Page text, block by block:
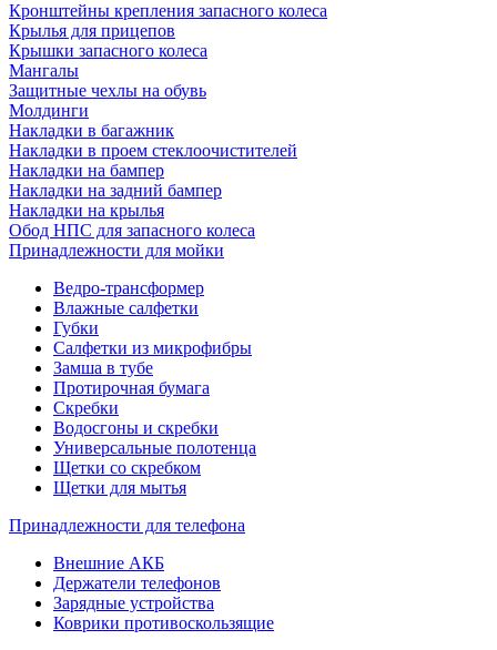
Кронштейны крепления запасного колеса
Крылья для прицепов
Крышки запасного колеса
Мангалы
Защитные чехлы на обувь
Молдинги
Накладки в багажник
Накладки в проем стеклоочистителей
Накладки на бампер
Накладки на задний бампер
Накладки на крылья
Обод НПС для запасного колеса
Принадлежности для мойки
Ведро-трансформер
Влажные салфетки
Губки
Салфетки из микрофибры
Замша в тубе
Протирочная бумага
Скребки
Водосгоны и скребки
Универсальные полотенца
Щетки со скребком
Щетки для мытья
Принадлежности для телефона
Внешние АКБ
Держатели телефонов
Зарядные устройства
Коврики противоскользящие